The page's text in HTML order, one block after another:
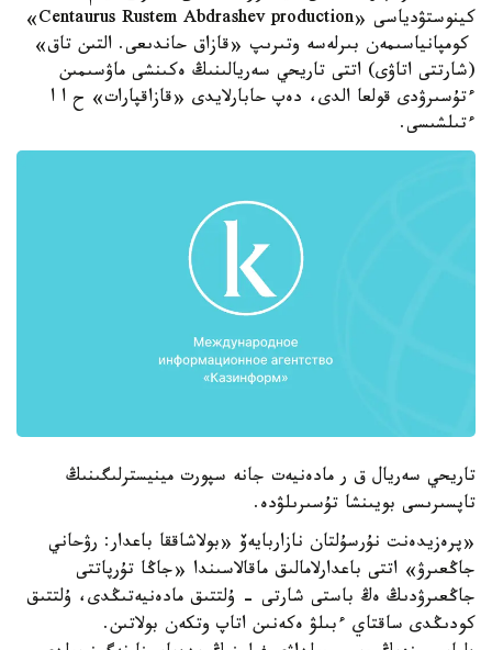
كينوستۋدياسى «Centaurus Rustem Abdrashev production»
كومپانياسىمەن بىرلەسە وتىرىپ «قازاق حاندىعى. التىن تاق»
(شارتتى اتاۋى) اتتى تاريحي سەريالىنىڭ ەكىنشى ماۋسىمىن
ءتۇسىرۋدى قولعا الدى، دەپ حابارلايدى «قازاقپارات» ح ا ا
ءتىلشىسى.
تاريحي سەريال ق ر مادەنيەت جانە سپورت مينيسترلىگىنىڭ
تاپسىرىسى بويىنشا تۇسىرىلۋدە.
«پرەزيدەنت نۇرسۇلتان نازاربايەۆ «بولاشاققا باعدار: رۋحاني
جاڭعىرۋ» اتتى باعدارلامالىق ماقالاسىندا «جاڭا تۇرپاتتى
جاڭعىرۋدىڭ ەڭ باستى شارتى - ۇلتتىق مادەنيەتىڭدى، ۇلتتىق
كودىڭدى ساقتاي ءبىلۋ ەكەنىن اتاپ وتكەن بولاتىن.